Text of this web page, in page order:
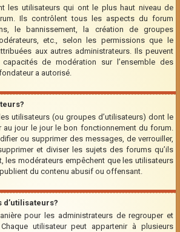
les utilisateurs qui ont le plus haut niveau de
Ils contrôlent tous les aspects du forum
le bannissement, la création de groupes
etc., selon les permissions que le
aux autres administrateurs. Ils peuvent
de modération sur l’ensemble des
a autorisé.
utilisateurs (ou groupes d’utilisateurs) dont le
au jour le jour le bon fonctionnement du forum.
ou supprimer des messages, de verrouiller,
et diviser les sujets des forums qu’ils
les modérateurs empêchent que les utilisateurs
du contenu abusif ou offensant.
d’utilisateurs?
pour les administrateurs de regrouper et
utilisateur peut appartenir à plusieurs